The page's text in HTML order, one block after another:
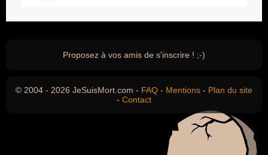
Proposez à vos amis de s'inscrire ! ;-)
© 2004 - 2026 JeSuisMort.com - FAQ - Mentions - Plan du site
- Contact